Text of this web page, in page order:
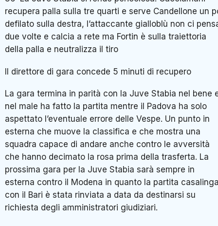
recupera palla sulla tre quarti e serve Candellone un
defilato sulla destra, l’attaccante gialloblù non ci
due volte e calcia a rete ma Fortin è sulla traiettoria
della palla e neutralizza il tiro
Il direttore di gara concede 5 minuti di recupero
La gara termina in parità con la Juve Stabia nel bene
nel male ha fatto la partita mentre il Padova ha solo
aspettato l’eventuale errore delle Vespe. Un punto in
esterna che muove la classifica e che mostra una
squadra capace di andare anche contro le avversità
che hanno decimato la rosa prima della trasferta. La
prossima gara per la Juve Stabia sarà sempre in
esterna contro il Modena in quanto la partita
con il Bari è stata rinviata a data da destinarsi su
richiesta degli amministratori giudiziari.